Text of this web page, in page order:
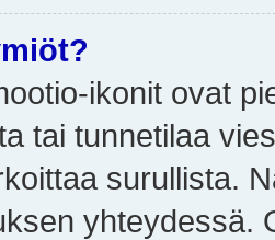
ikonit ovat
tai tunnetilaa
surullista.
yhteydessä.